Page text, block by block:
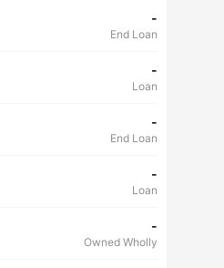
-
End Loan
-
Loan
-
End Loan
-
Loan
-
Owned Wholly